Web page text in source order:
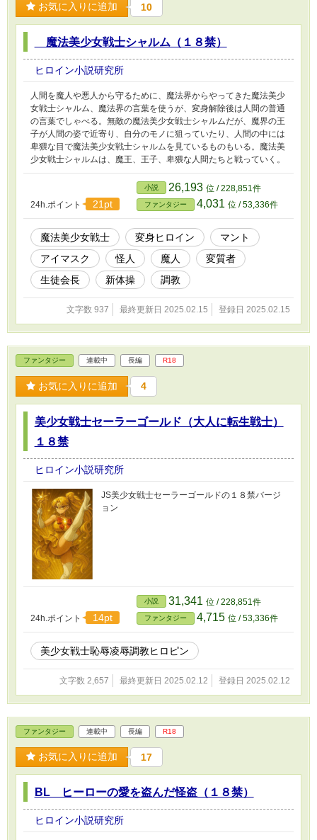
お気に入りに追加 10
魔法美少女戦士シャルム（１８禁）
ヒロイン小説研究所
人間を魔人や悪人から守るために、魔法界からやってきた魔法美少
女戦士シャルム、魔法界の言葉を使うが、変身解除後は人間の普通
の言葉でしゃべる。無敵の魔法美少女戦士シャルムだが、魔界の王
子が人間の姿で近寄り、自分のモノに狙っていたり、人間の中には
卑猥な目で魔法美少女戦士シャルムを見ているものもいる。魔法美
少女戦士シャルムは、魔王、王子、卑猥な人間たちと戦っていく。
24h.ポイント 21pt
小説 26,193 位 / 228,851件
ファンタジー 4,031 位 / 53,336件
魔法美少女戦士 変身ヒロイン
マント
アイマスク
怪人 魔人
変質者
生徒会長
新体操 調教
文字数 937 最終更新日 2025.02.15 登録日 2025.02.15
ファンタジー 連載中 長編 R18
お気に入りに追加 4
美少女戦士セーラーゴールド（大人に転生戦士）
１８禁
ヒロイン小説研究所
JS美少女戦士セーラーゴールドの１８禁バージ
ョン
24h.ポイント 14pt
小説 31,341 位 / 228,851件
ファンタジー 4,715 位 / 53,336件
美少女戦士恥辱凌辱調教ヒロピン
文字数 2,657 最終更新日 2025.02.12 登録日 2025.02.12
ファンタジー 連載中 長編 R18
お気に入りに追加 17
BL ヒーローの愛を盗んだ怪盗（１８禁）
ヒロイン小説研究所